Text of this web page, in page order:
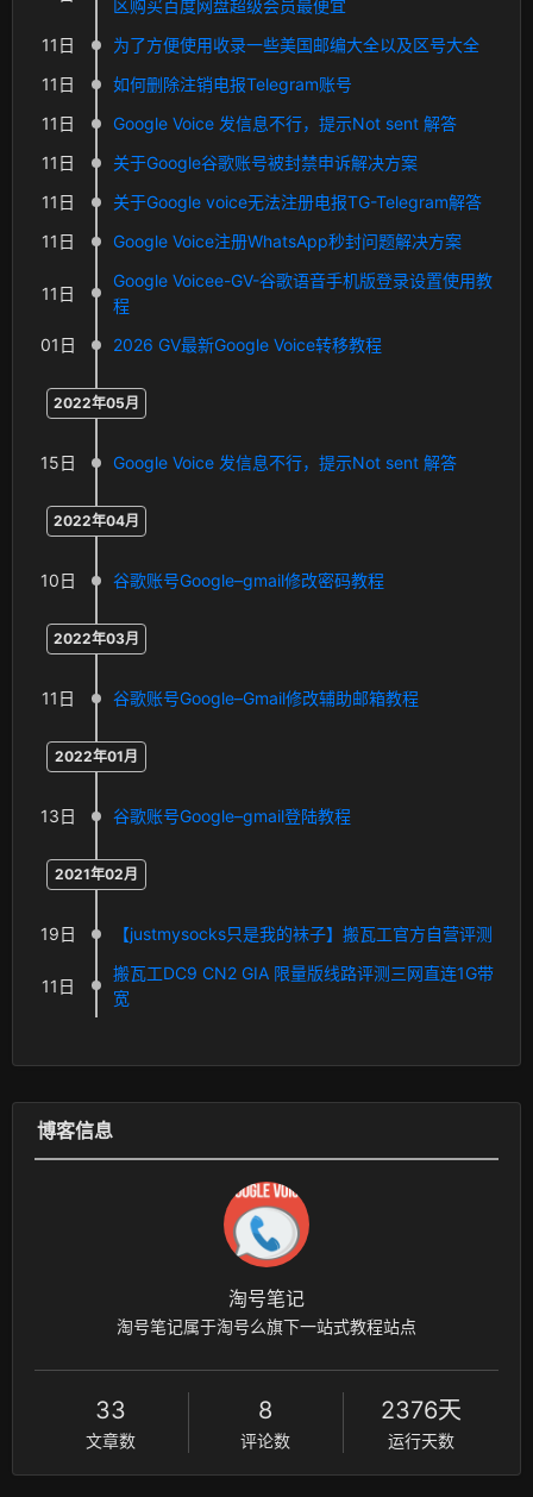
区购买百度网盘超级会员最便宜
11日
为了方便使用收录一些美国邮编大全以及区号大全
11日
如何删除注销电报Telegram账号
11日
Google Voice 发信息不行，提示Not sent 解答
11日
关于Google谷歌账号被封禁申诉解决方案
11日
关于Google voice无法注册电报TG-Telegram解答
11日
Google Voice注册WhatsApp秒封问题解决方案
11日
Google Voicee-GV-谷歌语音手机版登录设置使用教
程
01日
2026 GV最新Google Voice转移教程
2022年05月
15日 Google Voice 发信息不行，提示Not sent 解答
2022年04月
10日 谷歌账号Google–gmail修改密码教程
2022年03月
11日 谷歌账号Google–Gmail修改辅助邮箱教程
2022年01月
13日 谷歌账号Google–gmail登陆教程
2021年02月
19日 【justmysocks只是我的袜子】搬瓦工官方自营评测
11日
搬瓦工DC9 CN2 GIA 限量版线路评测三网直连1G带
宽
博客信息
淘号笔记
淘号笔记属于淘号么旗下一站式教程站点
33
文章数
8
评论数
2376天
运行天数